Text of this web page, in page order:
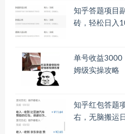
知乎答题项目
砖，轻松日入
单号收益3000
姆级实操攻略
知乎红包答题
右，无脑搬运